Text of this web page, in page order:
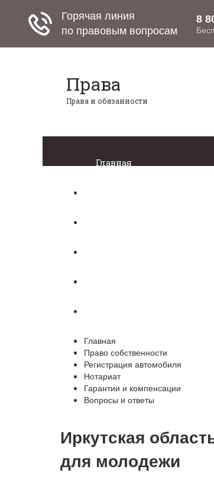
Права
Права и обязанности
Главная
Главная
Право собственности
Регистрация автомобиля
Нотариат
Гарантии и компенсации
Вопросы и ответы
Иркутская
для молодежи